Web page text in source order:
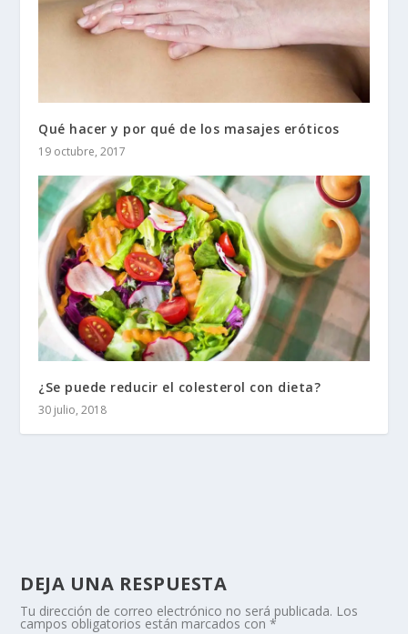
Qué hacer y por qué de los masajes eróticos
19 octubre, 2017
¿Se puede reducir el colesterol con dieta?
30 julio, 2018
DEJA UNA RESPUESTA
Tu dirección de correo electrónico no será publicada. Los
campos obligatorios están marcados con*